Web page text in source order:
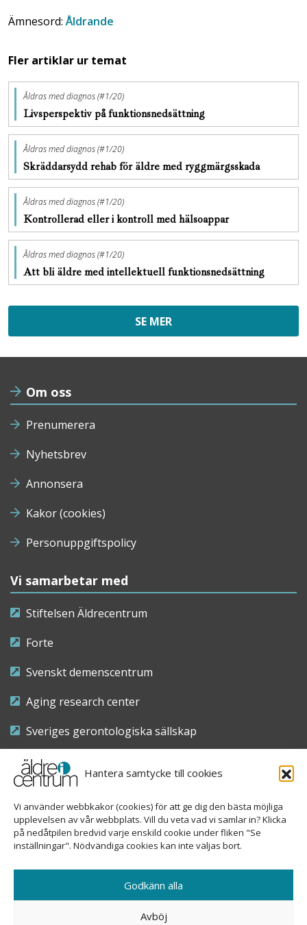
Hantera samtycke till cookies
Vi använder webbkakor (cookies) för att ge dig den bästa möjliga
upplevelsen av vår webbplats. Vill du veta vad vi samlar in? Klicka
på nedåtpilen bredvid varje enskild cookie under fliken "Se
inställningar". Nödvändiga cookies kan inte väljas bort.
Godkänn alla
Avböj
Ämnesord:Åldrande
Fler artiklar ur temat
Åldras med diagnos (#1/20)
Livsperspektiv på funktionsnedsättning
Åldras med diagnos (#1/20)
Skräddarsydd rehab för äldre med ryggmärgsskada
Åldras med diagnos (#1/20)
Kontrollerad eller i kontroll med hälsoappar
Åldras med diagnos (#1/20)
Att bli äldre med intellektuell funktionsnedsättning
SE MER
Om oss
Prenumerera
Nyhetsbrev
Annonsera
Kakor (cookies)
Personuppgiftspolicy
Vi samarbetar med
Stiftelsen Äldrecentrum
Forte
Svenskt demenscentrum
Aging research center
Sveriges gerontologiska sällskap
Riksföreningen för sjuksköterskor inom äldre- och
demensvård
Nationellt kompetenscentrum anhöriga
Sveavägen 155, 113 46 Stockholm